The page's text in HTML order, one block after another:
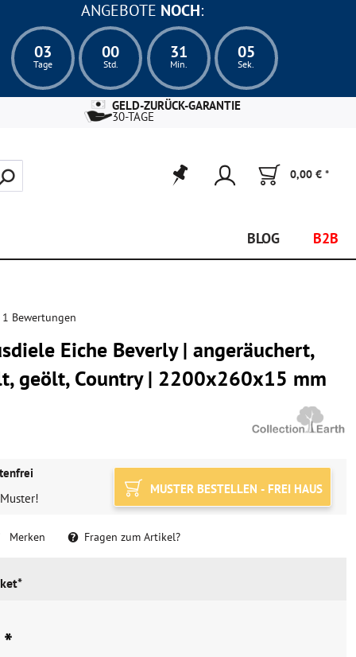
ANGEBOTE NOCH:
03
Tage
00
Std.
31
Min.
04
Sek.
GELD-ZURÜCK-GARANTIE
30-TAGE
0,00 € *
BLOG B2B
1 Bewertungen
Eiche Beverly | angeräuchert,
geölt, Country | 2200x260x15 mm
MUSTER BESTELLEN - FREI HAUS
Merken Fragen zum Artikel?